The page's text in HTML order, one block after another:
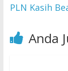
PLN Kasih
Anda